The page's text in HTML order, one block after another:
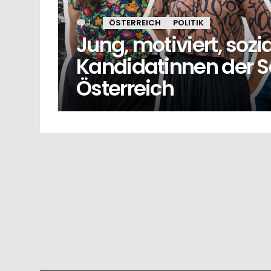
1 Kommentar
ÖSTERREICH POLITIK
Jung, motiviert,
Kandidatinnen der
Österreich